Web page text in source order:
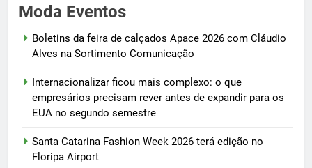
Moda Eventos
Boletins da feira de calçados Apace 2026 com Cláudio
Alves na Sortimento Comunicação
Internacionalizar ficou mais complexo: o que
empresários precisam rever antes de expandir para os
EUA no segundo semestre
Santa Catarina Fashion Week 2026 terá edição no
Floripa Airport